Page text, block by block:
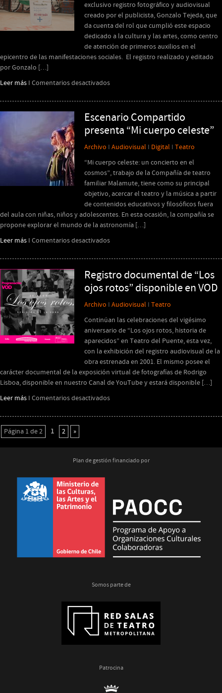
exclusivo registro fotográfico y audiovisual
creado por el publicista, Gonzalo Tejeda, que
da cuenta del rol que cumplió este espacio
dedicado a la cultura y las artes, como centro
de atención de primeros auxilios en el
epicentro de las manifestaciones sociales. El registro realizado y editado
por Gonzalo […]
Leer más I Comentarios desactivadosen
PUENTE,
OCTUBRE
Escenario Compartido
presenta “Mi cuerpo celeste”
Archivo I Audiovisual I Digital I Teatro
“Mi cuerpo celeste: un concierto en el
cosmos”, trabajo de la Compañía de teatro
familiar Malamute, tiene como su principal
objetivo, acercar el teatro y la música a partir
de contenidos educativos y filosóficos fuera
del aula con niñas, niños y adolescentes. En esta ocasión, la compañía se
propone explorar el mundo de la astronomía […]
Leer más I Comentarios desactivadosen
Compartido
presenta
cuerpo
celeste”
Registro documental de “Los
ojos rotos” disponible en VOD
Archivo I Audiovisual I Teatro
Continúan las celebraciones del vigésimo
aniversario de “Los ojos rotos, historia de
aparecidos” en Teatro del Puente, esta vez,
con la exhibición del registro audiovisual de la
obra estrenada en 2001. El mismo posee el
carácter documental de la exposición virtual de fotografías de Rodrigo
Lisboa, disponible en nuestro Canal de YouTube y estará disponible […]
Leer más I Comentarios desactivadosen
documental
ojos
rotos”
Página 1 de 2 1 2 »
Plan de gestión financiado por
Somos parte de
Patrocina